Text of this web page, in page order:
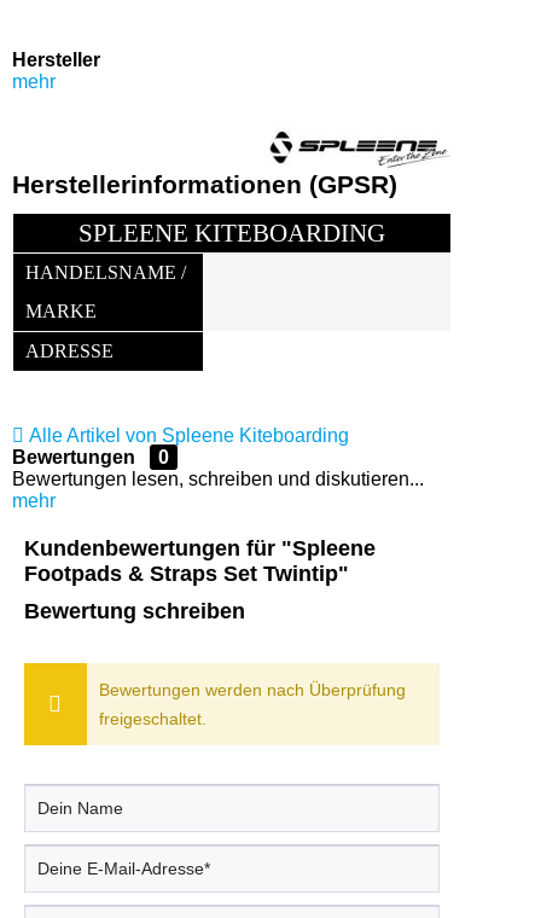
Hersteller
mehr
Herstellerinformationen (GPSR)
SPLEENE KITEBOARDING
HANDELSNAME /
MARKE
ADRESSE
Alle Artikel von Spleene Kiteboarding
Bewertungen
0
Bewertungen lesen, schreiben und diskutieren...
mehr
Kundenbewertungen für "Spleene
Footpads & Straps Set Twintip"
Bewertung schreiben
Bewertungen werden nach Überprüfung
freigeschaltet.